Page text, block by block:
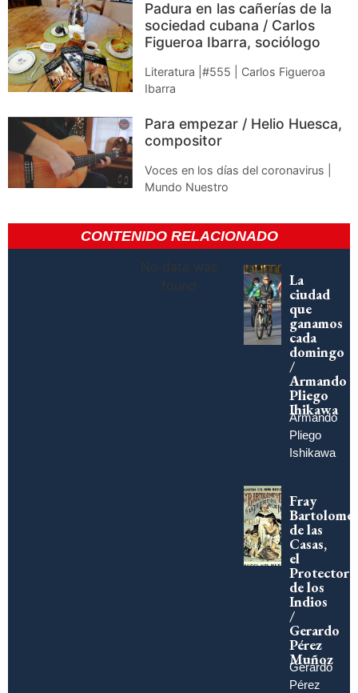
Padura en las cañerías de la
sociedad cubana / Carlos
Figueroa Ibarra, sociólogo
Literatura |#555 | Carlos Figueroa
Ibarra
Para empezar / Helio Huesca,
compositor
Voces en los días del coronavirus |
Mundo Nuestro
CONTENIDO RELACIONADO
No data was
found
La
ciudad
que
ganamos
cada
domingo
/
Armando
Pliego
Ihikawa
Armando
Pliego
Ishikawa
Fray
Bartolomé
de las
Casas,
el
Protector
de los
Indios
/
Gerardo
Pérez
Muñoz
Gerardo
Pérez